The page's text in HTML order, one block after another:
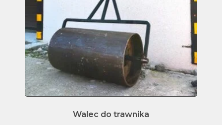
Walec do trawnika